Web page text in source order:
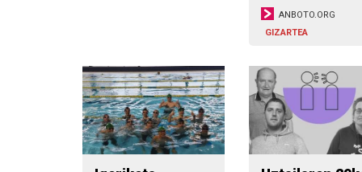
ANBOTO.ORG
GIZARTEA